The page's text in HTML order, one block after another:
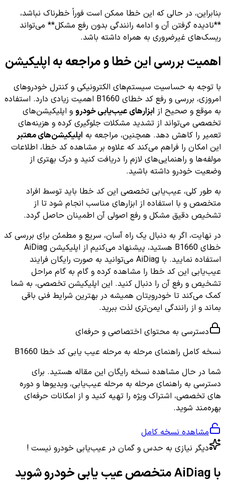
بنابراین، در حالی که این خطا ممکن است فوراً خطرناک نباشد،
**نادیده گرفتن آن و ادامه رانندگی بدون رفع مشکل** می‌تواند
ریسک‌های غیرضروری به همراه داشته باشد.
اهمیت بررسی این خطا و مراجعه به اپلیکیشن
با توجه به حساسیت سیستم‌های الکترونیکی و کنترل خودروهای
امروزی، بررسی و رفع کد خطای B1660 اهمیت زیادی دارد. استفاده
به موقع و صحیح از ابزارهای عیب‌یابی خودرو و اپلیکیشن‌های
تخصصی می‌تواند از تشدید مشکلات جلوگیری کرده و هزینه‌های
تعمیر را کاهش دهد. همچنین، مراجعه به اپلیکیشن‌های معتبر
این امکان را فراهم می‌کند که علاوه بر مشاهده کد خطا، اطلاعات
مولفه‌ها و راهنمایی‌های لازم را دریافت کنید و درک بهتری از
وضعیت خودرو داشته باشید.
به طور کلی، عیب‌یابی تخصصی این کد خطا باید توسط افراد
متخصص و با استفاده از ابزارهای مناسب انجام شود تا از
تشخیص دقیق مشکل و رفع اصولی آن اطمینان حاصل گردد.
در نهایت، اگر به دنبال یک راه آسان، سریع و مطمئن برای بررسی کد
خطای B1660 هستید، پیشنهاد می‌کنیم از اپلیکیشن AiDiag
استفاده نمایید. با AiDiag می‌توانید به صورت رایگان فرایند
عیب‌یابی این کد خطا را مشاهده کرده و گام به گام مراحل
تشخیص و رفع آن را دنبال کنید. این اپلیکیشن تخصصی، به شما
کمک می‌کند تا خودرویتان همیشه در بهترین شرایط فنی باقی
بماند و از رانندگی ایمن‌تری لذت ببرید.
دسترسی به محتوای اختصاصی و حرفه‌ای
نسخه کامل راهنمای مرحله به مرحله عیب یابی کد خطا B1660
شما در حال مشاهده نسخه رایگان این مقاله هستید. برای
دسترسی به راهنمای مرحله به مرحله عیب‌یابی، ویدیوها و دوره
های تخصصی، اشتراک ویژه را تهیه کنید و از امکانات حرفه‌ای
بهره‌مند شوید.
مشاهده نسخه کامل
دیگر نیازی به حدس و گمان در عیب‌یابی خودرو نیست !
با AiDiag متخصص عیب یابی خودرو شوید